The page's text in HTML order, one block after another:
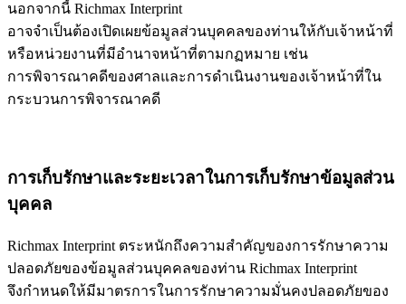
นอกจากนี้ Richmax Interprint
อาจจำเป็นต้องเปิดเผยข้อมูลส่วนบุคคลของท่านให้กับเจ้าหน้าที่
หรือหน่วยงานที่มีอำนาจหน้าที่ตามกฏหมาย เช่น
การพิจารณาคดีของศาลและการดำเนินงานของเจ้าหน้าที่ใน
กระบวนการพิจารณาคดี
การเก็บรักษาและระยะเวลาในการเก็บรักษาข้อมูลส่วน
บุคคล
Richmax Interprint ตระหนักถึงความสำคัญของการรักษาความ
ปลอดภัยของข้อมูลส่วนบุคคลของท่าน Richmax Interprint
จึงกำหนดให้มีมาตรการในการรักษาความมั่นคงปลอดภัยของ